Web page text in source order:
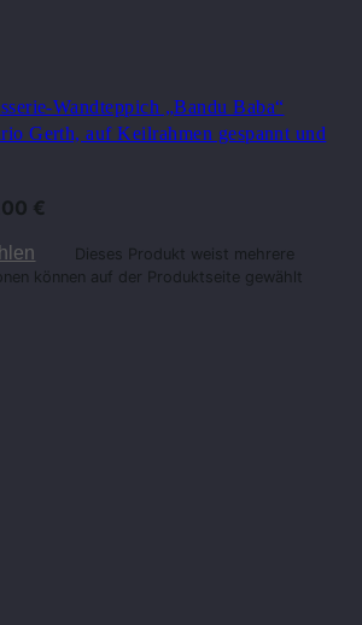
Wandteppich „Bandu Baba“
Gerth, auf Keilrahmen gespannt und
€
Dieses Produkt weist mehrere
können auf der Produktseite gewählt